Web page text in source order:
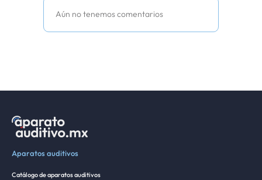
Aún no tenemos comentarios
Aparatos auditivos
Catálogo de aparatos auditivos